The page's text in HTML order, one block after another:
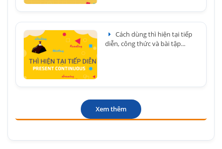
Cách dùng thì hiện tại tiếp
diễn, công thức và bài tập...
Xem thêm